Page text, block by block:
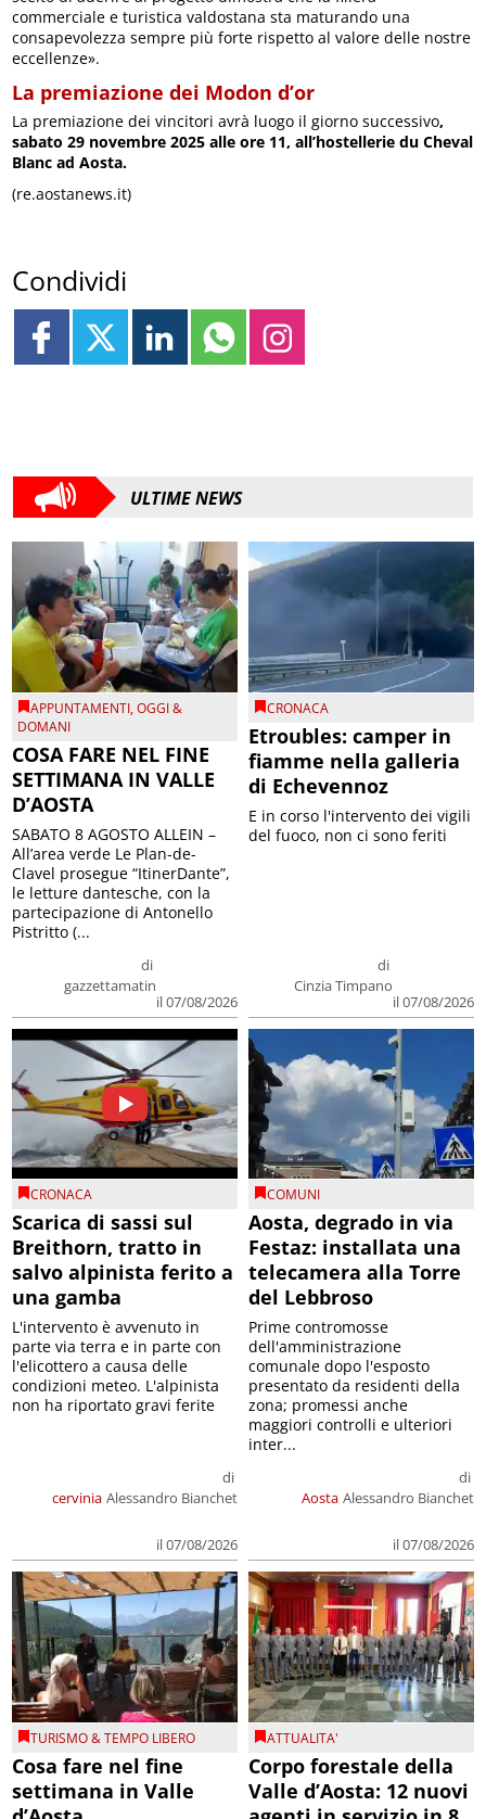
commerciale e turistica valdostana sta maturando una
consapevolezza sempre più forte rispetto al valore delle nostre
eccellenze».
La premiazione dei Modon d’or
La premiazione dei vincitori avrà luogo il giorno successivo,
sabato 29 novembre 2025 alle ore 11, all’hostellerie du Cheval
Blanc ad Aosta.
(re.aostanews.it)
Condividi
ULTIME NEWS
APPUNTAMENTI,OGGI &
DOMANI
COSA FARE NEL FINE
SETTIMANA IN VALLE
D’AOSTA
di
gazzettamatin
il 07/08/2026
SABATO 8 AGOSTO ALLEIN –
All’area verde Le Plan-de-
Clavel prosegue “ItinerDante”,
le letture dantesche, con la
partecipazione di Antonello
Pistritto (...
CRONACA
Etroubles: camper in
fiamme nella galleria
di Echevennoz
di
Cinzia Timpano
il 07/08/2026
E in corso l'intervento dei vigili
del fuoco, non ci sono feriti
CRONACA
Scarica di sassi sul
Breithorn, tratto in
salvo alpinista ferito a
una gamba
cervinia
di
Alessandro Bianchet
il 07/08/2026
L'intervento è avvenuto in
parte via terra e in parte con
l'elicottero a causa delle
condizioni meteo. L'alpinista
non ha riportato gravi ferite
COMUNI
Aosta, degrado in via
Festaz: installata una
telecamera alla Torre
del Lebbroso
Aosta
di
Alessandro Bianchet
il 07/08/2026
Prime contromosse
dell'amministrazione
comunale dopo l'esposto
presentato da residenti della
zona; promessi anche
maggiori controlli e ulteriori
inter...
TURISMO & TEMPO LIBERO
Cosa fare nel fine
settimana in Valle
ATTUALITA'
Corpo forestale della
Valle d’Aosta: 12 nuovi